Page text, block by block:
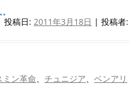
投稿日: 2011年3月18日 | 投稿者:
ミン革命 チュニジア ベンアリ